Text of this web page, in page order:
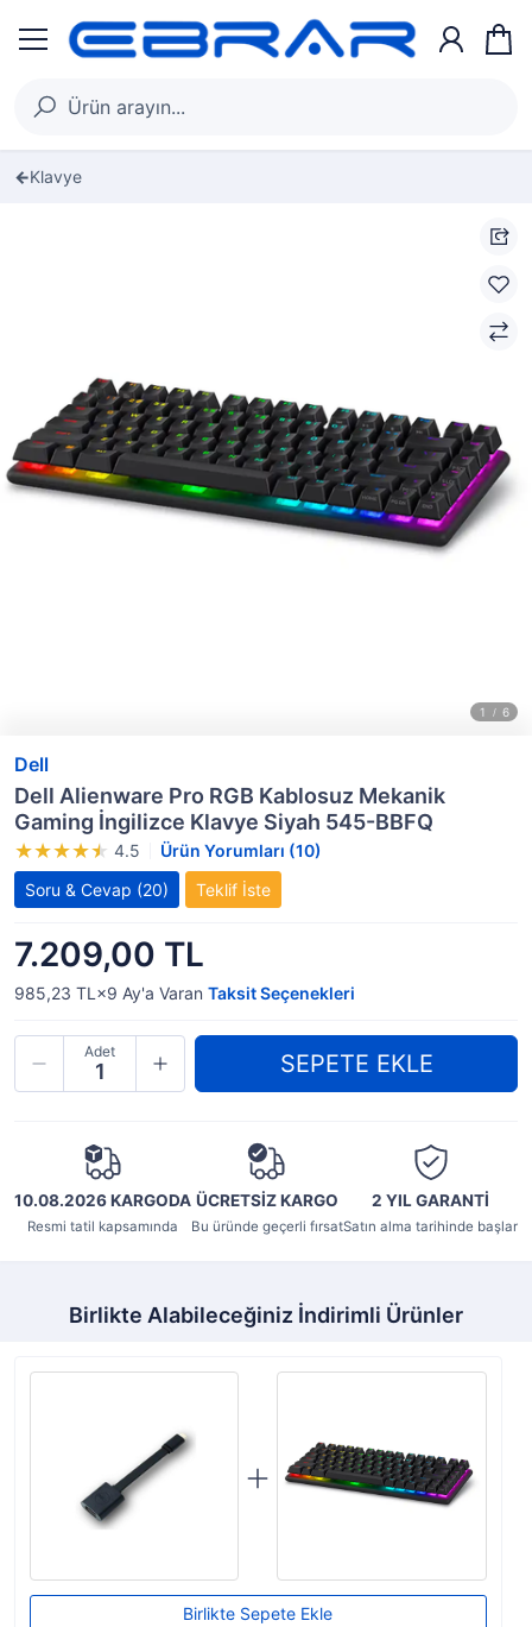
Klavye
Dell
Dell Alienware Pro RGB Kablosuz Mekanik
Gaming İngilizce Klavye Siyah 545-BBFQ
4.5
Ürün Yorumları (10)
Soru & Cevap (20) Teklif İste
7.209,00 TL
985,23 TL×9 Ay'a Varan Taksit Seçenekleri
Adet
10.08.2026 KARGODA
Resmi tatil kapsamında
ÜCRETSİZ KARGO
Bu üründe geçerli fırsat
2 YILGARANTİ
Satın alma tarihinde başlar
Birlikte Alabileceğiniz İndirimli Ürünler
Birlikte Sepete Ekle